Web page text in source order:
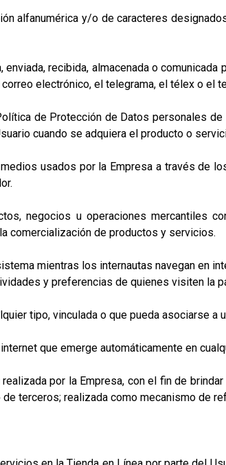
alfanumérica y/o de caracteres
recibida, almacenada o
electrónico, el telegrama, el télex o el
de Protección de Datos personales de
cuando se adquiera el producto o
usados por la Empresa a través de
negocios u operaciones mercantiles
comercialización de productos y servicios.
mientras los internautas navegan en
y preferencias de quienes visiten la
tipo, vinculada o que pueda asociarse a
que emerge automáticamente en
por la Empresa, con el fin de
terceros; realizada como mecanismo de